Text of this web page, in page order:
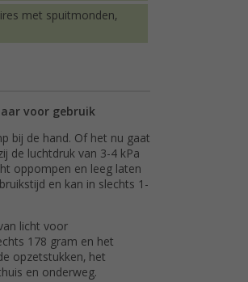
met spuitmonden,
voor gebruik
bij de hand. Of het nu gaat
de luchtdruk van 3-4 kPa
oppompen en leeg laten
en kan in slechts 1-
licht voor
178 gram en het
opzetstukken, het
en onderweg.